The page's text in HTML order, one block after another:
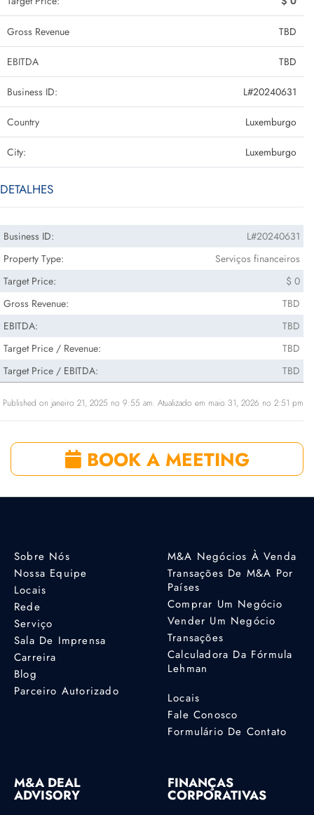
Gross Revenue TBD
EBITDA TBD
Business ID: L#20240631
Country Luxemburgo
City: Luxemburgo
DETALHES
Business ID:
L#20240631
Property Type:
Serviços financeiros
Target Price:
$ 0
Gross Revenue:
TBD
EBITDA:
TBD
Target Price / Revenue:
TBD
Target Price / EBITDA:
TBD
Published on janeiro 21, 2025 no 9:55 am. Atualizado em maio 31, 2026 no 2:51 pm
BOOK A MEETING
Sobre Nós
Nossa Equipe
Locais
Rede
Serviço
Sala De Imprensa
Carreira
Blog
Parceiro Autorizado
M&A Negócios À Venda
Transações De M&A Por
Países
Comprar Um Negócio
Vender Um Negócio
Transações
Calculadora Da Fórmula
Lehman
Locais
Fale Conosco
Formulário De Contato
M&A DEAL
ADVISORY
FINANÇAS
CORPORATIVAS